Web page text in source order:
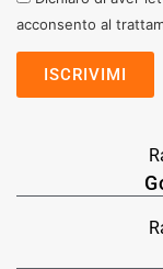
acconsento al